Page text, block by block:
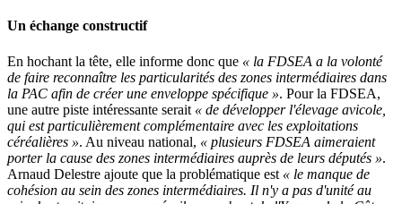
Un échange constructif
En hochant la tête, elle informe donc que « la FDSEA a la volonté
de faire reconnaître les particularités des zones intermédiaires dans
la PAC afin de créer une enveloppe spécifique ». Pour la FDSEA,
une autre piste intéressante serait « de développer l'élevage avicole,
qui est particulièrement complémentaire avec les exploitations
céréalières ». Au niveau national, « plusieurs FDSEA aimeraient
porter la cause des zones intermédiaires auprès de leurs députés ».
Arnaud Delestre ajoute que la problématique est « le manque de
cohésion au sein des zones intermédiaires. Il n'y a pas d'unité au